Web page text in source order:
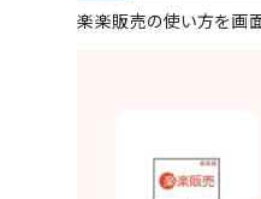
楽楽販売の使い方を画